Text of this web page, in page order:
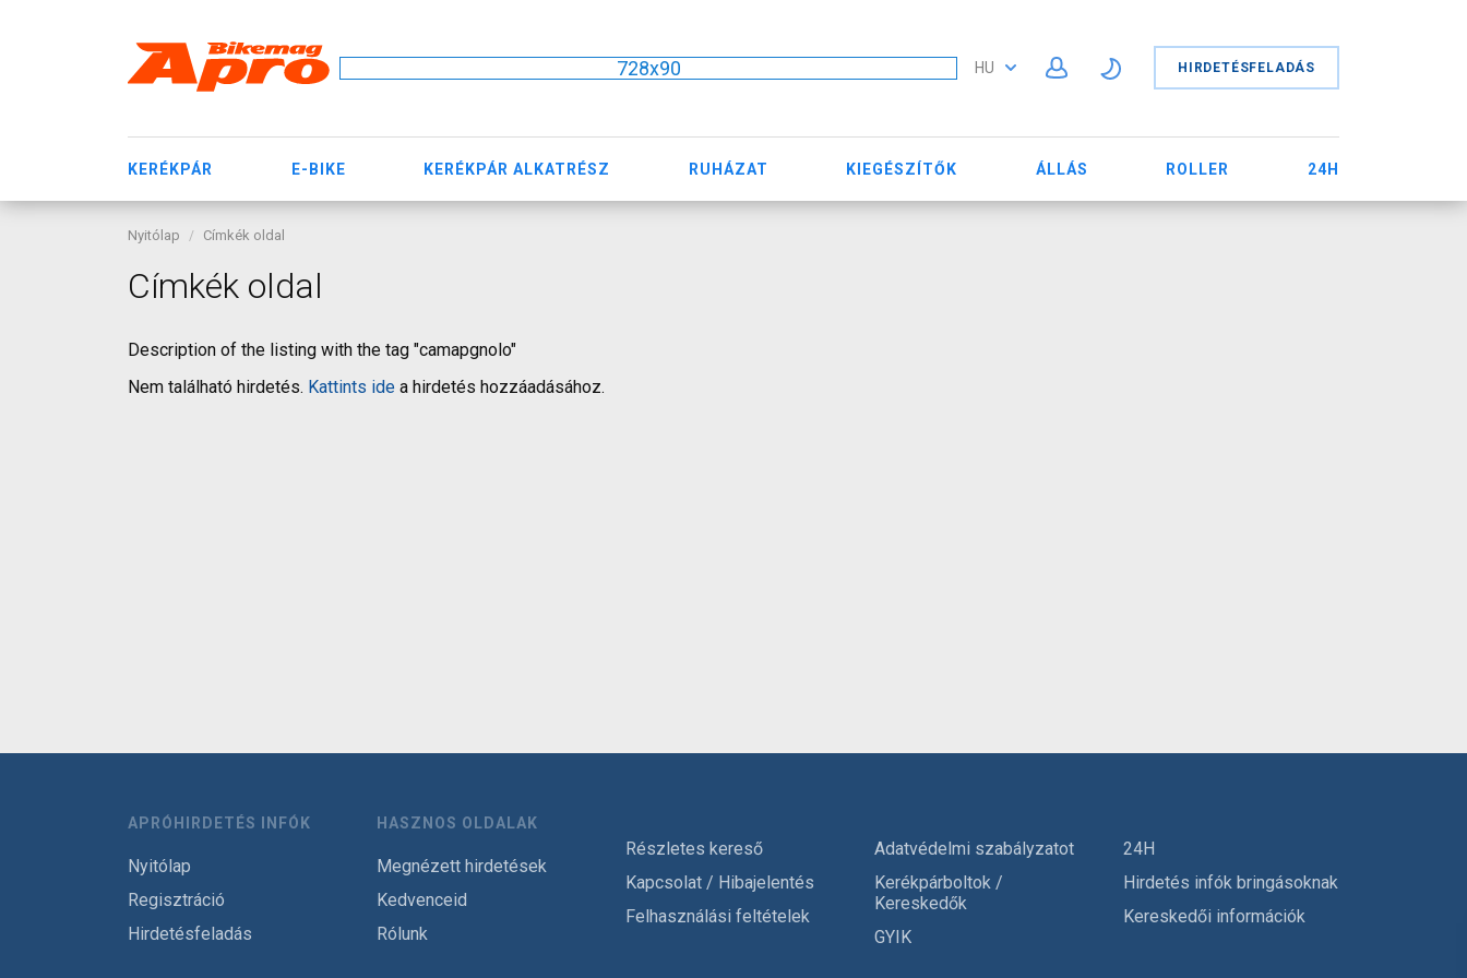
728x90 HU HIRDETÉSFELADÁS
KERÉKPÁR E-BIKE KERÉKPÁR ALKATRÉSZ RUHÁZAT KIEGÉSZÍTŐK ÁLLÁS ROLLER 24H
Nyitólap Címkék oldal
Címkék oldal
Description of the listing with the tag "camapgnolo"
Nem található hirdetés. Kattints ide a hirdetés hozzáadásához.
APRÓHIRDETÉS INFÓK
Nyitólap
Regisztráció
Hirdetésfeladás
HASZNOS OLDALAK
Megnézett hirdetések
Kedvenceid
Rólunk
Részletes kereső
Kapcsolat / Hibajelentés
Felhasználási feltételek
Adatvédelmi szabályzatot
Kerékpárboltok /
Kereskedők
GYIK
24H
Hirdetés infók bringásoknak
Kereskedői információk